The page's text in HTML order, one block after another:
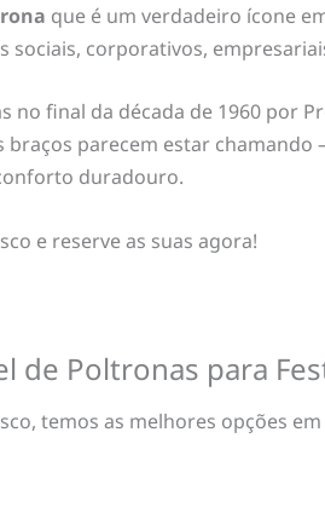
que é um verdadeiro ícone
sociais, corporativos,
no final da década de 1960 por
braços parecem estar
duradouro.
e reserve as suas agora!
de Poltronas para
temos as melhores opções